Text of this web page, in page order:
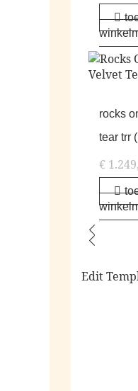
rocks
tear trr
€
Edit